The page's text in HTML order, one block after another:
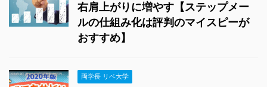
右肩上がりに増やす【ステップメー
ルの仕組み化は評判のマイスピーが
おすすめ】
両学長 リベ大学